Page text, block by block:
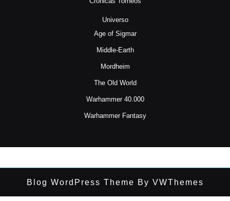
Universo
Age of Sigmar
Middle-Earth
Mordheim
The Old World
Warhammer 40.000
Warhammer Fantasy
Blog WordPress Theme By VWThemes